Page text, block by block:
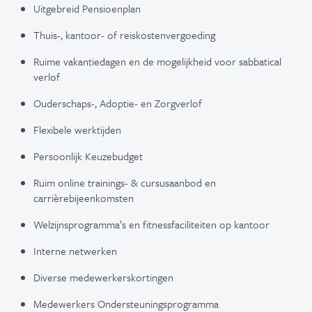
Uitgebreid Pensioenplan
Thuis-, kantoor- of reiskostenvergoeding
Ruime vakantiedagen en de mogelijkheid voor sabbatical
verlof
Ouderschaps-, Adoptie- en Zorgverlof
Flexibele werktijden
Persoonlijk Keuzebudget
Ruim online trainings- & cursusaanbod en
carrièrebijeenkomsten
Welzijnsprogramma’s en fitnessfaciliteiten op kantoor
Interne netwerken
Diverse medewerkerskortingen
Medewerkers Ondersteuningsprogramma